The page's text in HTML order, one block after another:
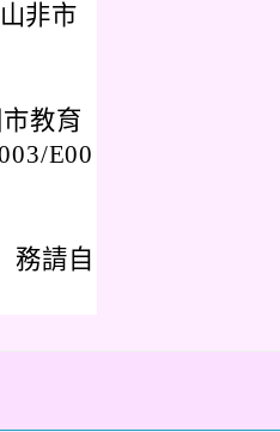
非市
教育
E00
務請自